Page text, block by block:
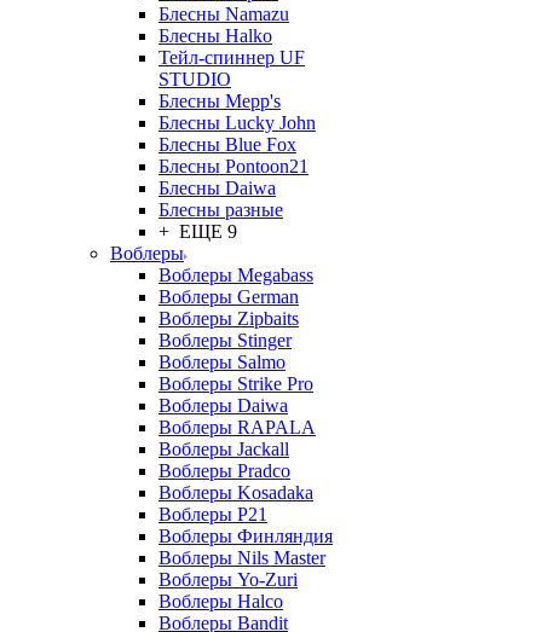
Блесны Namazu
Блесны Halko
Тейл-спиннер UF
STUDIO
Блесны Mepp's
Блесны Lucky John
Блесны Blue Fox
Блесны Pontoon21
Блесны Daiwa
Блесны разные
+ ЕЩЕ 9
Воблеры
Воблеры Megabass
Воблеры German
Воблеры Zipbaits
Воблеры Stinger
Воблеры Salmo
Воблеры Strike Pro
Воблеры Daiwa
Воблеры RAPALA
Воблеры Jackall
Воблеры Pradco
Воблеры Kosadaka
Воблеры P21
Воблеры Финляндия
Воблеры Nils Master
Воблеры Yo-Zuri
Воблеры Halco
Воблеры Bandit